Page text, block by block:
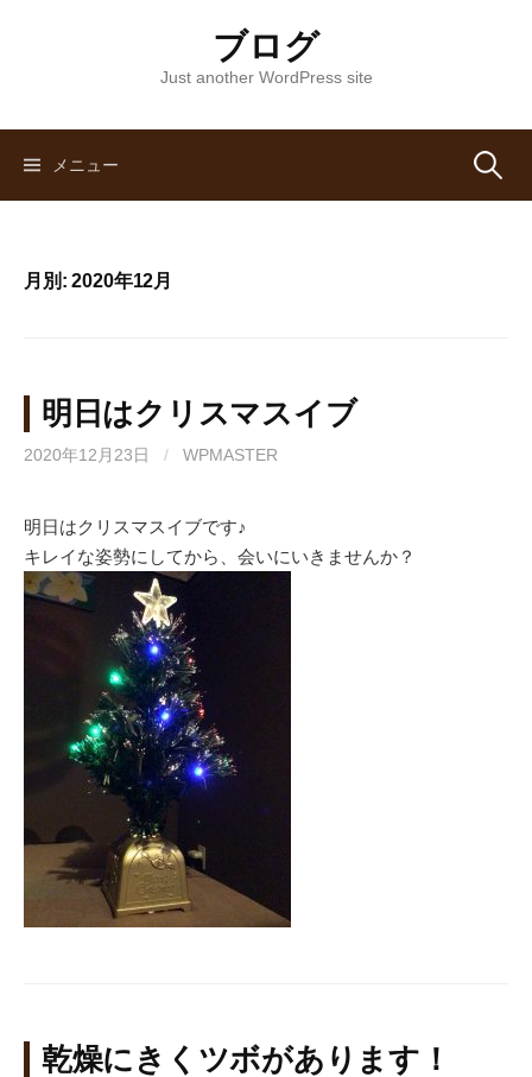
ツ
ブログ
Just another WordPress site
メニュー 検
月別: 2020年12月
明日はクリスマスイブ
2020年12月23日 / WPMASTER
明日はクリスマスイブです♪
キレイな姿勢にしてから、会いにいきませんか？
乾燥にきくツボがあります！